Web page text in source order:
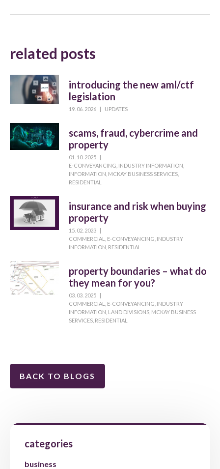
related posts
introducing the new aml/ctf
legislation
19. 06. 2026 | UPDATES
scams, fraud, cybercrime and
property
01. 10. 2025
|
E-CONVEYANCING INDUSTRY INFORMATION
INFORMATION MCKAY BUSINESS SERVICES
RESIDENTIAL
insurance and risk when buying
property
15. 02. 2023
|
COMMERCIAL
E-CONVEYANCING INDUSTRY
INFORMATION RESIDENTIAL
property boundaries – what do
they mean for you?
03. 03. 2025
|
COMMERCIAL
E-CONVEYANCING INDUSTRY
INFORMATION LAND DIVISIONS MCKAY BUSINESS
SERVICES RESIDENTIAL
BACK TO BLOGS
categories
business